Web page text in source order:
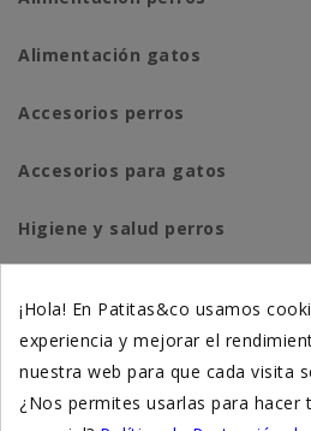
Alimentación gatos
Accesorios perros
Accesorios para gatos
Higiene y salud perros
Suplementación natural
Otros
¡Hola! En Patitas&co usamos
experiencia y mejorar el
nuestra web para que cada visita
¿Nos permites usarlas para hacer